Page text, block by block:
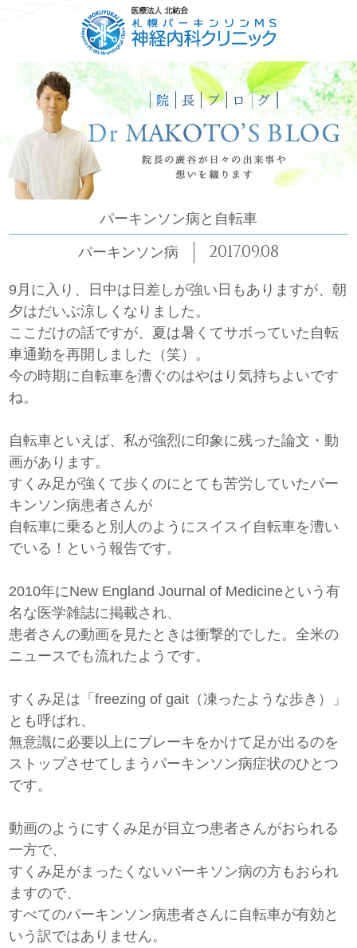
ごあいさつ コンセプト
パーキンソン病と自転車
パーキンソン病 2017.09.08
9月に入り、日中は日差しが強い日もありますが、朝
夕はだいぶ涼しくなりました。
ここだけの話ですが、夏は暑くてサボっていた自転
車通勤を再開しました（笑）。
今の時期に自転車を漕ぐのはやはり気持ちよいです
ね。
自転車といえば、私が強烈に印象に残った論文・動
画があります。
すくみ足が強くて歩くのにとても苦労していたパー
キンソン病患者さんが
自転車に乗ると別人のようにスイスイ自転車を漕い
でいる！という報告です。
2010年にNew England Journal of Medicineという有
名な医学雑誌に掲載され、
患者さんの動画を見たときは衝撃的でした。全米の
ニュースでも流れたようです。
すくみ足は「freezing of gait（凍ったような歩き）」
とも呼ばれ、
無意識に必要以上にブレーキをかけて足が出るのを
ストップさせてしまうパーキンソン病症状のひとつ
です。
動画のようにすくみ足が目立つ患者さんがおられる
一方で、
すくみ足がまったくないパーキソン病の方もおられ
ますので、
すべてのパーキンソン病患者さんに自転車が有効と
いう訳ではありません。